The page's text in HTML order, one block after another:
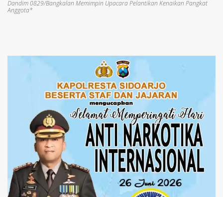
Dandim 0829/Bangkalan Memimpin Upacara Pelantikan Kenaikan Pangkat
Anggota*